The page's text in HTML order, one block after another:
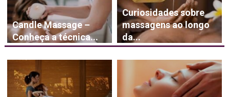
Candle Massage –
Conheça a técnica...
Curiosidades sobre
massagens ao longo
da...